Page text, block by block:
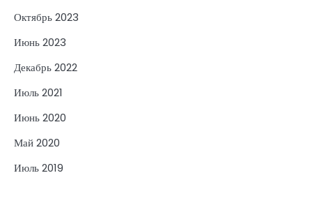
Октябрь 2023
Июнь 2023
Декабрь 2022
Июль 2021
Июнь 2020
Май 2020
Июль 2019